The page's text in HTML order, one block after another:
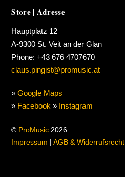
Store | Adresse
Hauptplatz 12
A-9300 St. Veit an der Glan
Phone: +43 676 4707670
claus.pingist@promusic.at
»Google Maps
» Facebook » Instagram
© ProMusic 2026
Impressum |AGB & Widerrufsrecht